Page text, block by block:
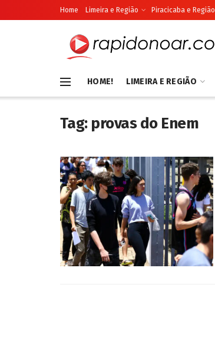
Home Limeira e Região Piracicaba e Região
HOME! LIMEIRA E REGIÃO
Tag: provas do Enem